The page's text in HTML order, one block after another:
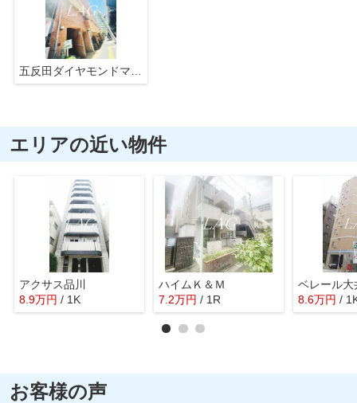
五反田ダイヤモンドマンション
エリアの近い物件
アクサス品川
8.9万円 / 1K
ハイムＫ＆Ｍ
7.2万円 / 1R
ベレール大
8.6万円 /
お客様の声